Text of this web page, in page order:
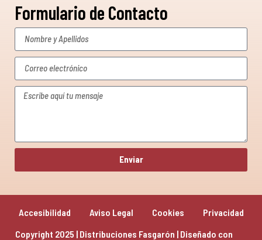
Enviar
Formulario de Contacto
Copyright 2025 | Distribuciones Fasgarón | Diseñado con
Accesibilidad Aviso Legal Cookies Privacidad